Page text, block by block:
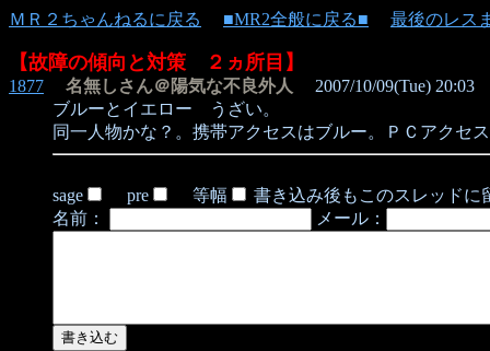
ＭＲ２ちゃんねるに戻る ■MR2全般に戻る■ 最後のレス
【故障の傾向と対策 ２ヵ所目】
1877 名無しさん＠陽気な不良外人
2007/10/09(Tue) 20:03
ブルーとイエロー うざい。
同一人物かな？。携帯アクセスはブルー。ＰＣアクセ
sage pre 等幅
書き込み後もこのスレッドに
名前：
メール：